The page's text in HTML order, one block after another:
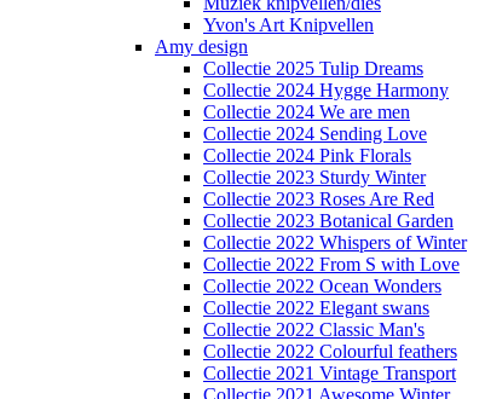
Yvon's Art Knipvellen
Amy design
Collectie 2025 Tulip Dreams
Collectie 2024 Hygge Harmony
Collectie 2024 We are men
Collectie 2024 Sending Love
Collectie 2024 Pink Florals
Collectie 2023 Sturdy Winter
Collectie 2023 Roses Are Red
Collectie 2023 Botanical Garden
Collectie 2022 Whispers of Winter
Collectie 2022 From S with Love
Collectie 2022 Ocean Wonders
Collectie 2022 Elegant swans
Collectie 2022 Classic Man's
Collectie 2022 Colourful feathers
Collectie 2021 Vintage Transport
Collectie 2021 Awesome Winter